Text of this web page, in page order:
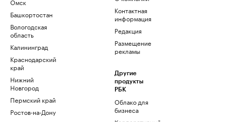
Башкортостан
Вологодская
область
Калининград
Краснодарский
край
Нижний
Новгород
Пермский край
Ростов-на-Дону
Контактная
информация
Редакция
Размещение
рекламы
Другие
продукты
РБК
Облако для
бизнеса